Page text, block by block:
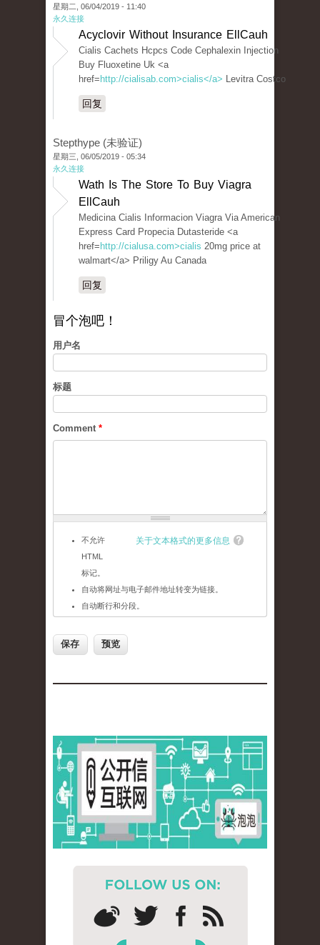
星期二, 06/04/2019 - 11:40
永久连接
Acyclovir Without Insurance EllCauh
Cialis Cachets Hcpcs Code Cephalexin Injection
Buy Fluoxetine Uk <a
href= http://cialisab.com>cialis</a> Levitra Costco
回复
Stepthype (未验证)
星期三, 06/05/2019 - 05:34
永久连接
Wath Is The Store To Buy Viagra
EllCauh
Medicina Cialis Informacion Viagra Via American
Express Card Propecia Dutasteride <a
href= http://cialusa.com>cialis 20mg price at
walmart</a> Priligy Au Canada
回复
冒个泡吧！
用户名
标题
Comment *
关于文本格式的更多信息
不允许
HTML
标记。
自动将网址与电子邮件地址转变为链接。
自动断行和分段。